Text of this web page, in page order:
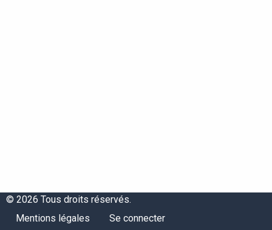
© 2026 Tous droits réservés.
Menu
Mentions légales
Menu
Se connecter